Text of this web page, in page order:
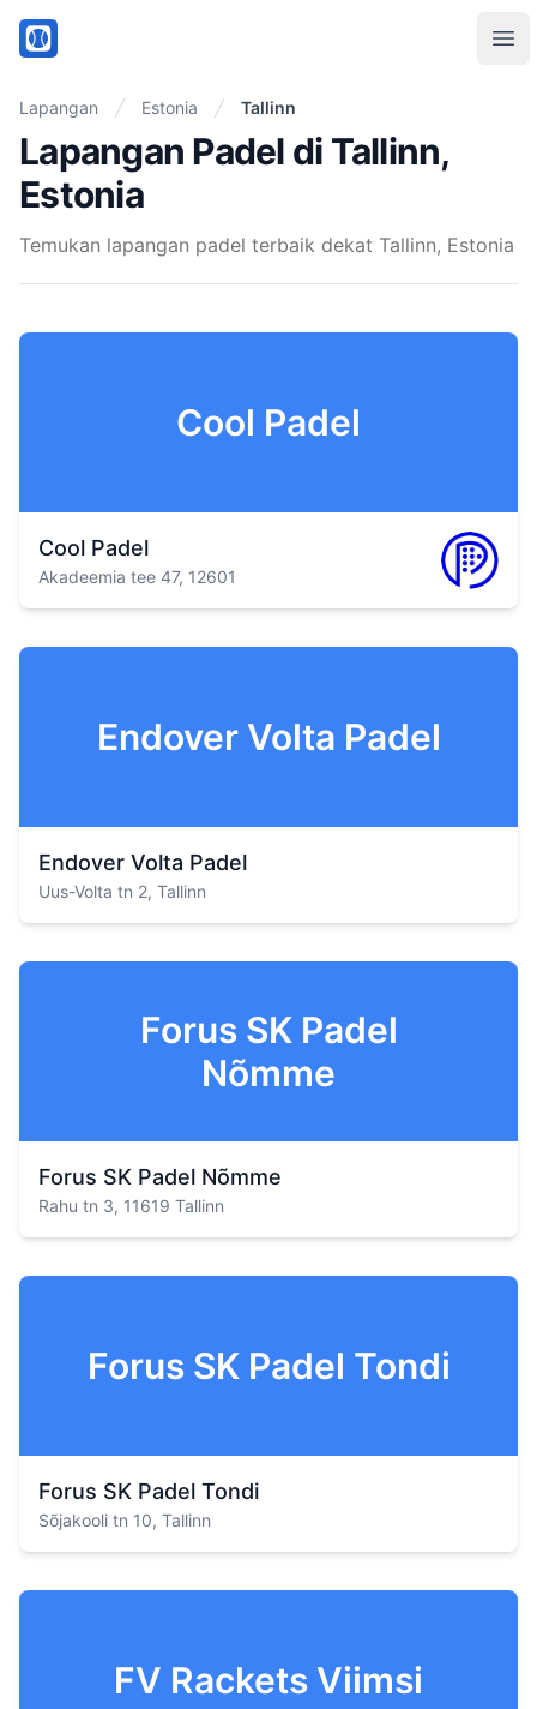
PadelMix
Lapangan Estonia Tallinn
Lapangan Padel di Tallinn,
Estonia
Temukan lapangan padel terbaik dekat Tallinn, Estonia
Cool Padel
Cool Padel
Akadeemia tee 47, 12601
Endover Volta Padel
Endover Volta Padel
Uus-Volta tn 2, Tallinn
Forus SK Padel
Nõmme
Forus SK Padel Nõmme
Rahu tn 3, 11619 Tallinn
Forus SK Padel Tondi
Forus SK Padel Tondi
Sõjakooli tn 10, Tallinn
FV Rackets Viimsi